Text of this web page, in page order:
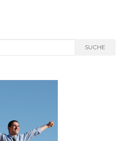
SUCHE